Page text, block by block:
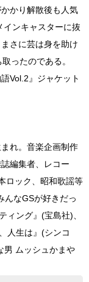
かり解散後も人気
ンキャスターに抜
さに芸は身を助け
ったのである。
Vol.2』ジャケット
れ。音楽企画制作
編集者、レコー
ロック、昭和歌謡等
んなGSが好きだっ
ィング』(宝島社)、
人生は』(シンコ
男 ムッシュかまや